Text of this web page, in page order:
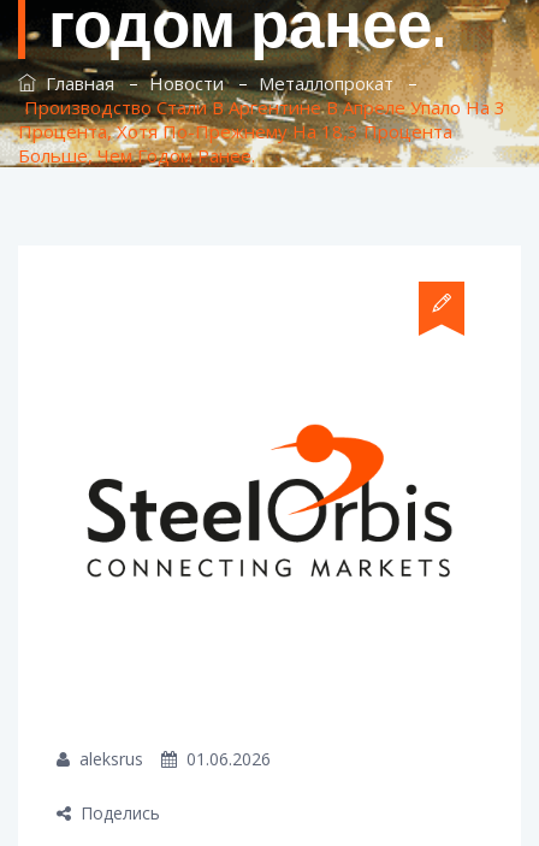
годом ранее.
Главная–Новости–Металлопрокат–
Производство Стали В Аргентине В Апреле Упало На 3
Процента, Хотя По-Прежнему На 18,3 Процента
Больше, Чем Годом Ранее.
aleksrus 01.06.2026
Поделись